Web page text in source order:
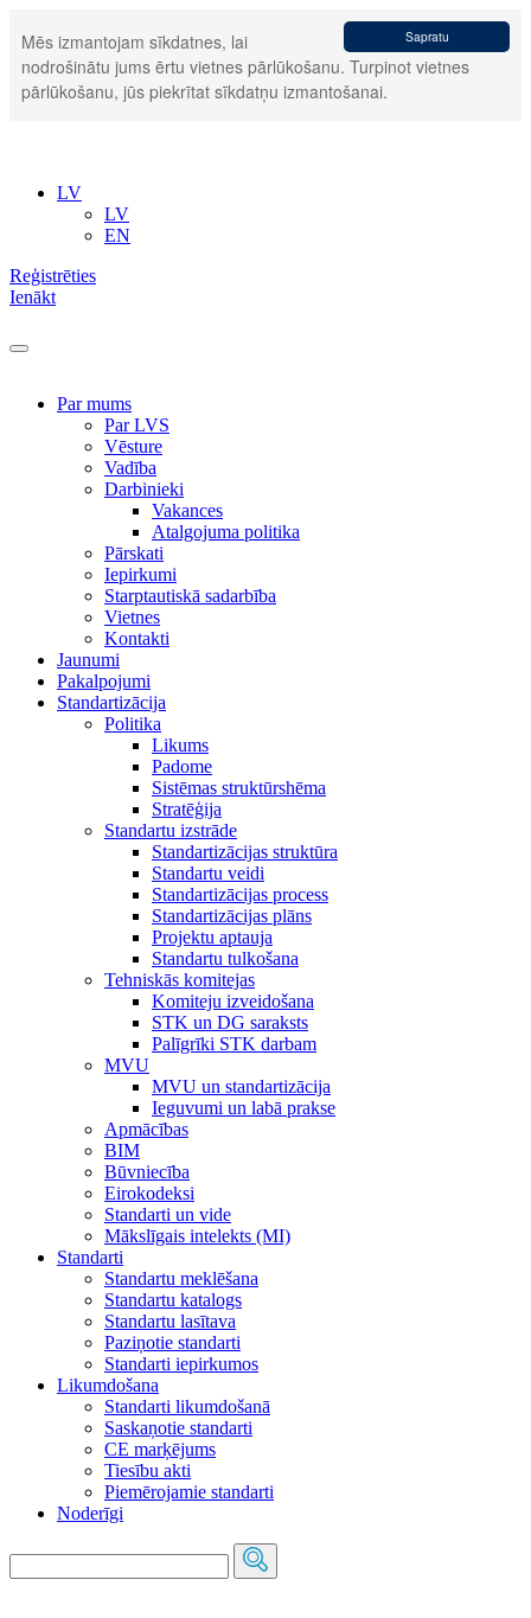
Sapratu
Mēs izmantojam sīkdatnes, lai
nodrošinātu jums ērtu vietnes pārlūkošanu. Turpinot vietnes
pārlūkošanu, jūs piekrītat sīkdatņu izmantošanai.
LV
LV
EN
Reģistrēties
Ienākt
Par mums
Par LVS
Vēsture
Vadība
Darbinieki
Vakances
Atalgojuma politika
Pārskati
Iepirkumi
Starptautiskā sadarbība
Vietnes
Kontakti
Jaunumi
Pakalpojumi
Standartizācija
Politika
Likums
Padome
Sistēmas struktūrshēma
Stratēģija
Standartu izstrāde
Standartizācijas struktūra
Standartu veidi
Standartizācijas process
Standartizācijas plāns
Projektu aptauja
Standartu tulkošana
Tehniskās komitejas
Komiteju izveidošana
STK un DG saraksts
Palīgrīki STK darbam
MVU
MVU un standartizācija
Ieguvumi un labā prakse
Apmācības
BIM
Būvniecība
Eirokodeksi
Standarti un vide
Mākslīgais intelekts (MI)
Standarti
Standartu meklēšana
Standartu katalogs
Standartu lasītava
Paziņotie standarti
Standarti iepirkumos
Likumdošana
Standarti likumdošanā
Saskaņotie standarti
CE marķējums
Tiesību akti
Piemērojamie standarti
Noderīgi